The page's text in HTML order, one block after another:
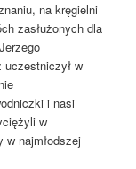
na kręgielni
zasłużonych dla
w
i nasi
w
najmłodszej